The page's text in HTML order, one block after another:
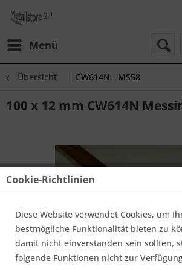
Menü
Übersicht CW614N - MS58
100 x 12 mm CW614N
Cookie-Richtlinien
Diese Website verwendet Cookies, um
bestmögliche Funktionalität bieten zu
damit nicht einverstanden sein sollten,
folgende Funktionen nicht zur